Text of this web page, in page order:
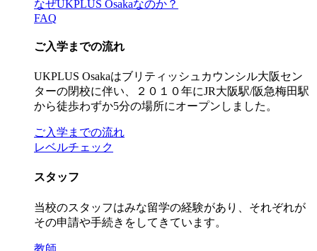
なぜUKPLUS Osakaなのか？
FAQ
ご入学までの流れ
UKPLUS Osakaはブリティッシュカウンシル大阪セン
ターの閉校に伴い、２０１０年にJR大阪駅/阪急梅田駅
から徒歩わずか5分の場所にオープンしました。
ご入学までの流れ
レベルチェック
スタッフ
当校のスタッフはみな留学の経験があり、それぞれが
その申請や手続きをしてきています。
教師